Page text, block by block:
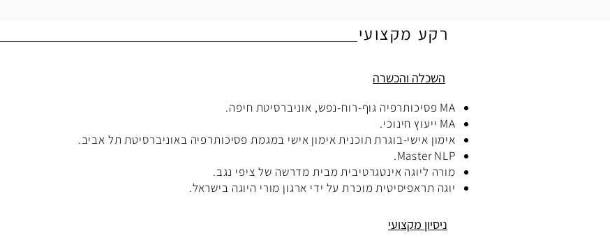
רקע מקצועי
השכלה והכשרה
MA פסיכותרפיה גוף-רוח-נפש, אוניברסיטת חיפה.
MA ייעוץ חינוכי.
אימון אישי-בוגרת תוכנית אימון אישי במגמת פסיכותרפיה באוניברסיטת תל אביב.
Master NLP.
מורה ליוגה אינטגרטיבית מבית מדרשה של ציפי נגב.
יוגה תראפיסיטית מוכרת על ידי ארגון מורי היוגה בישראל.
ניסיון מקצועי